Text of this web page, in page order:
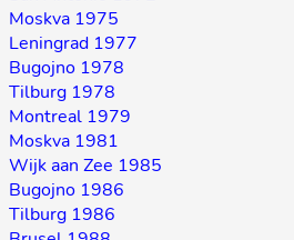
Moskva 1975
Leningrad 1977
Bugojno 1978
Tilburg 1978
Montreal 1979
Moskva 1981
Wijk aan Zee 1985
Bugojno 1986
Tilburg 1986